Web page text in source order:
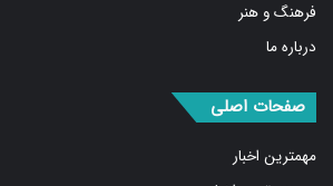
درباره ما
مهمترین اخبار
پربیننده‌ترین اخبار